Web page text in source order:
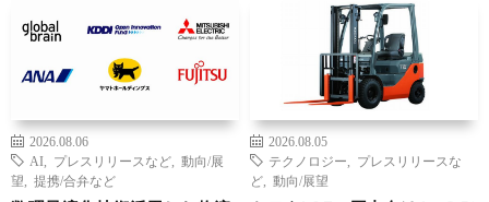
2026.08.06
AI
プレスリリースなど
動向/展
望
提携/合弁など
2026.08.05
テクノロジー
プレスリリースな
ど
動向/展望